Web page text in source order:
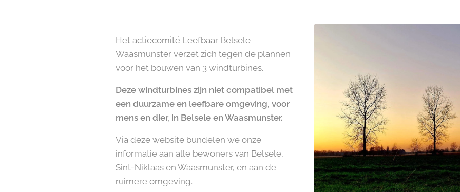
Het actiecomité Leefbaar Belsele
Waasmunster verzet zich tegen de plannen
voor het bouwen van 3 windturbines.
Deze windturbines zijn niet compatibel met
een duurzame en leefbare omgeving, voor
mens en dier, in Belsele en Waasmunster.
Via deze website bundelen we onze
informatie aan alle bewoners van Belsele,
Sint-Niklaas en Waasmunster, en aan de
ruimere omgeving.